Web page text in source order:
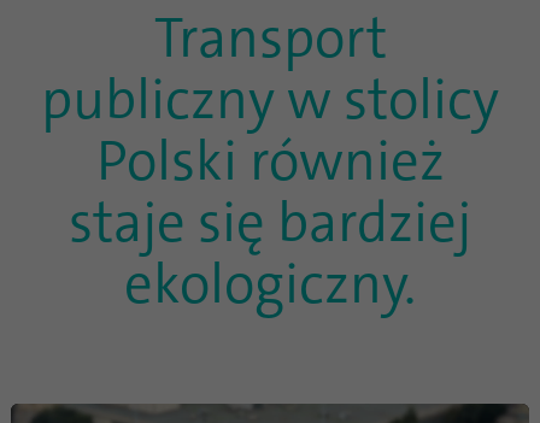
Transport
publiczny w stolicy
Polski również
staje się bardziej
ekologiczny.
internetowej w przypadku zmiany języka
strony, aby móc przejść do niej
bezpośrednio przy następnej wizycie.
Cel
Google Analytics. Plik cookie służy do
przechowywania informacji o tym, jak
użytkownicy korzystają z witryny i pomaga
stworzyć raport analityczny na temat stanu
witryny. Zebrane dane, w tym liczba
odwiedzających, źródło z którego pochodzą
oraz strony odwiedzane w formie
anonimowej.
_gat_gtag_UA_120925527_1
1 minuta